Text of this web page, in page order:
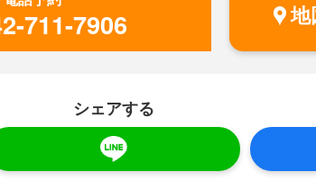
711-7906 地
シェアする